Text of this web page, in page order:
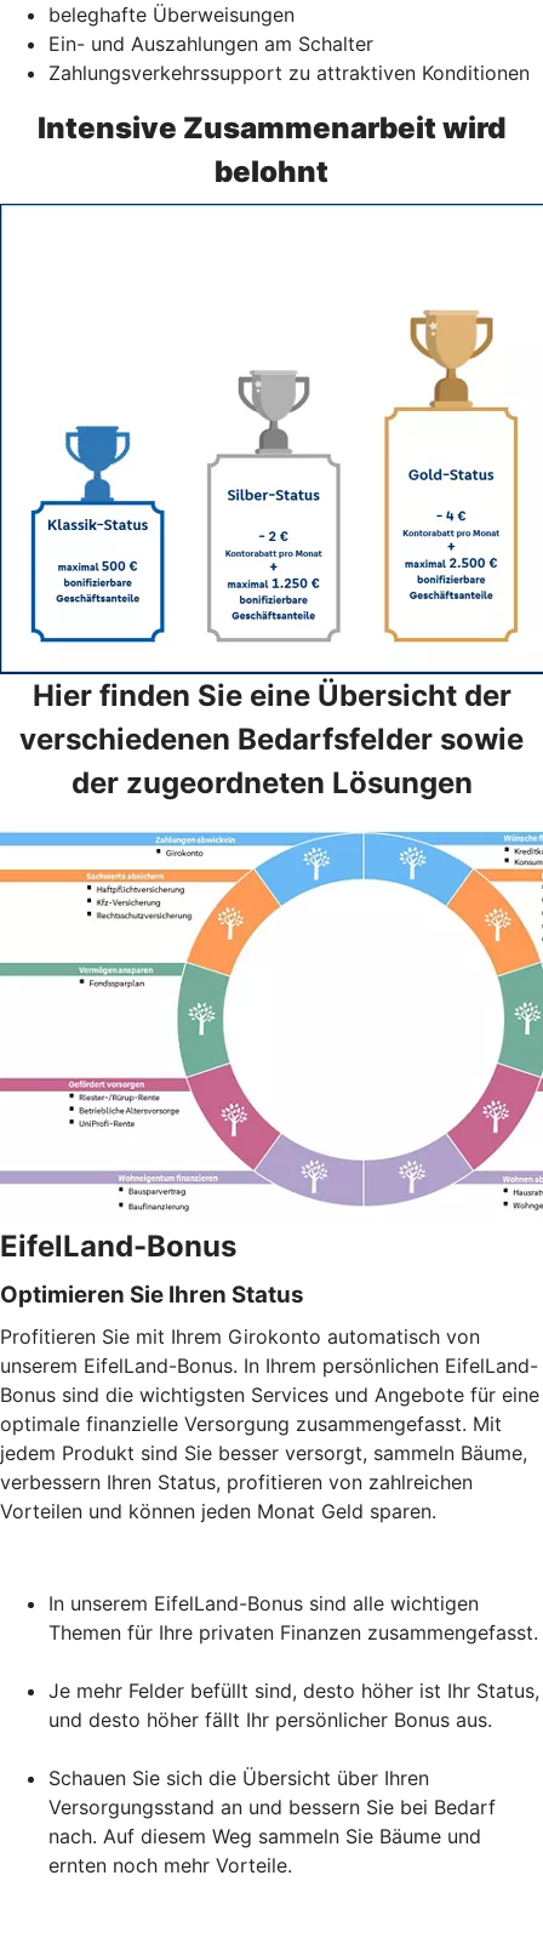
beleghafte Überweisungen
Ein- und Auszahlungen am Schalter
Zahlungsverkehrssupport zu attraktiven Konditionen
Intensive Zusammenarbeit wird
belohnt
Hier finden Sie eine Übersicht der
verschiedenen Bedarfsfelder sowie
der zugeordneten Lösungen
EifelLand-Bonus
Optimieren Sie Ihren Status
Profitieren Sie mit Ihrem Girokonto automatisch von
unserem EifelLand-Bonus. In Ihrem persönlichen EifelLand-
Bonus sind die wichtigsten Services und Angebote für eine
optimale finanzielle Versorgung zusammengefasst. Mit
jedem Produkt sind Sie besser versorgt, sammeln Bäume,
verbessern Ihren Status, profitieren von zahlreichen
Vorteilen und können jeden Monat Geld sparen.
In unserem EifelLand-Bonus sind alle wichtigen
Themen für Ihre privaten Finanzen zusammengefasst.
Je mehr Felder befüllt sind, desto höher ist Ihr Status,
und desto höher fällt Ihr persönlicher Bonus aus.
Schauen Sie sich die Übersicht über Ihren
Versorgungsstand an und bessern Sie bei Bedarf
nach. Auf diesem Weg sammeln Sie Bäume und
ernten noch mehr Vorteile.